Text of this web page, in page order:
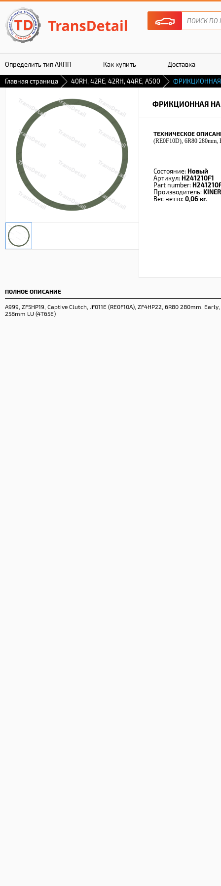
Определить тип АКПП Как купить Доставка
Гарантия
Главная страница 40RH, 42RE, 42RH, 44RE, A500
ФРИКЦИОННАЯ
ТЕХНИЧЕСКОЕ
(RE0F10D), 6R80 280mm,
Состояние: Новый
Артикул: H241210F1
Part number:
Производитель:
Вес нетто: 0,06 кг.
ПОЛНОЕ ОПИСАНИЕ
A999, ZF5HP19, Captive Clutch, JF011E (RE0F10A), ZF4HP22, 6R80 280mm,
258mm LU (4T65E)